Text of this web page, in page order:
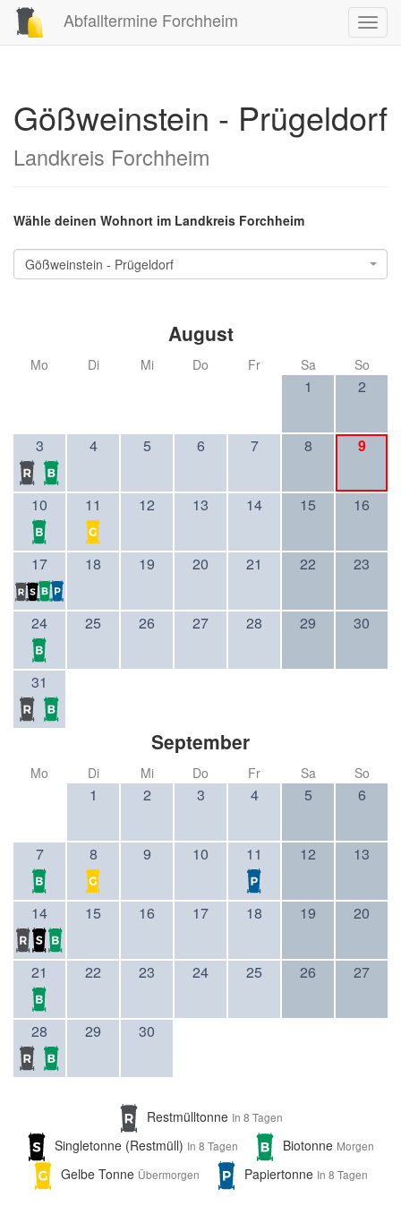
Abfalltermine Forchheim
Gößweinstein - Prügeldorf
Landkreis Forchheim
Wähle deinen Wohnort im Landkreis Forchheim
Gößweinstein - Prügeldorf
August
Mo Di Mi Do Fr Sa So
1 2
3 4 5 6 7 8 9
10 11 12 13 14 15 16
17 18 19 20 21 22 23
24 25 26 27 28 29 30
31
September
Mo Di Mi Do Fr Sa So
1 2 3 4 5 6
7 8 9 10 11 12 13
14 15 16 17 18 19 20
21 22 23 24 25 26 27
28 29 30
Restmülltonne In 8 Tagen
Singletonne (Restmüll) In 8 Tagen Biotonne Morgen
Gelbe Tonne Übermorgen Papiertonne In 8 Tagen